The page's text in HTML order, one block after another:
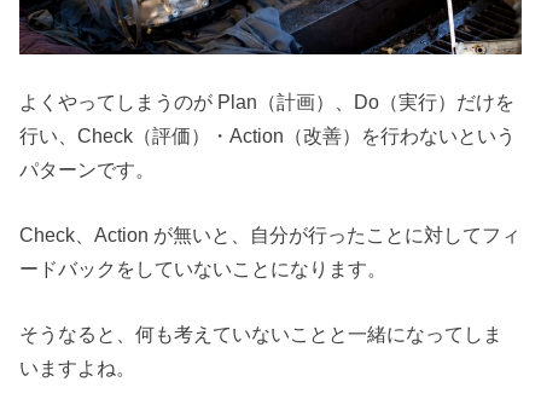
よくやってしまうのが Plan（計画）、Do（実行）だけを
行い、Check（評価）・Action（改善）を行わないという
パターンです。
Check、Action が無いと、自分が行ったことに対してフィ
ードバックをしていないことになります。
そうなると、何も考えていないことと一緒になってしま
いますよね。